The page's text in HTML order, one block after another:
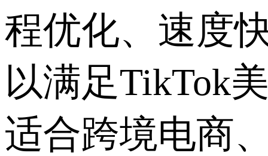
程优化、速度
以满足TikTok
适合跨境电商